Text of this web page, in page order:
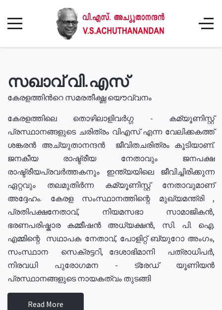
സഖാവ് വി.എസ്
കേരളത്തിൻറെ സമരതീക്ഷ്ണ യൌവ്വനം
കേരളത്തിലെ തൊഴിലാളിവർഗ്ഗ - കമ്യൂണിസ്റ്റ്
പ്രസ്ഥാനങ്ങളുടെ ചരിത്രം വിഎസ് എന്ന വേലിക്കകത്ത്
ശങ്കരൻ അച്യുതാനന്ദൻ ജീവിതചരിത്രം കൂടിയാണ്.
ജനകീയ രാഷ്ട്രീയ നേതാവും ജനപക്ഷ
രാഷ്ട്രീയപ്രവർത്തകനും ഇന്ത്യയിലെ ജീവിച്ചിരിക്കുന്ന
ഏറ്റവും തലമുതിർന്ന കമ്യൂണിസ്റ്റ് നേതാവുമാണ്
അദ്ദേഹം. കേരള സംസ്ഥാനത്തിന്റെ മുഖ്യമന്ത്രി ,
പ്രതിപക്ഷനേതാവ്, നിയമസഭാ സാമാജികൻ,
ഭരണപരിഷ്കാര കമ്മീഷൻ അധ്യക്ഷൻ, സി. പി. ഐ.
എമ്മിന്റെ സഥാപക നേതാവ്, പോളിറ്റ് ബ്യുറോ അംഗം,
സംസ്ഥാന സെക്രട്ടറി, ദേശാഭിമാനി പത്രാധിപർ,
നിരവധി പുരോഗമന - ട്രേഡ് യൂണിയൻ
പ്രസ്ഥാനങ്ങളുടെ നായകത്വം തുടങ്ങി
Read More